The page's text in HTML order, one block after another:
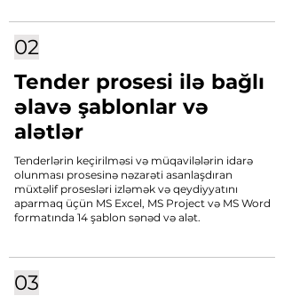
02
Tender prosesi ilə bağlı
əlavə şablonlar və
alətlər
Tenderlərin keçirilməsi və müqavilələrin idarə
olunması prosesinə nəzarəti asanlaşdıran
müxtəlif prosesləri izləmək və qeydiyyatını
aparmaq üçün MS Excel, MS Project və MS Word
formatında 14 şablon sənəd və alət.
03